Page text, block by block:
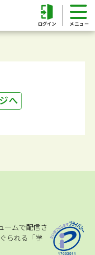
ログイン
へ
ームで配信さ
られる「学